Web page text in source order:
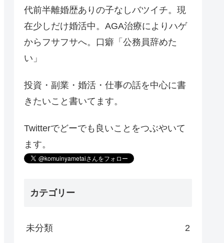
代前半離婚歴ありの子なしバツイチ。現
在少しだけ婚活中。AGA治療によりハゲ
からフサフサへ。口癖「公務員辞めた
い」
投資・副業・婚活・仕事の話を中心に書
きたいこと書いてます。
Twitterでどーでも良いことをつぶやいて
ます。
カテゴリー
未分類 2